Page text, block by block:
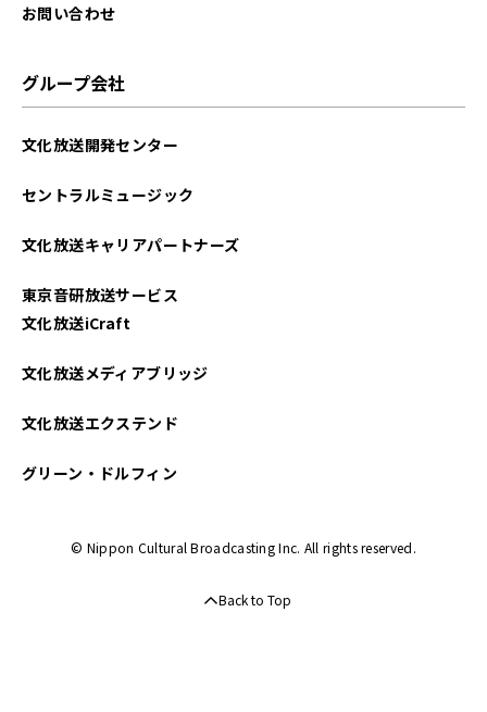
2023年06月
2022年10月
2022年08月
2022年07月
お問い合わせ
グループ会社
文化放送開発センター
セントラルミュージック
文化放送キャリアパートナーズ
東京音研放送サービス
文化放送iCraft
文化放送メディアブリッジ
文化放送エクステンド
グリーン・ドルフィン
© Nippon Cultural Broadcasting Inc. All rights reserved.
Back to Top